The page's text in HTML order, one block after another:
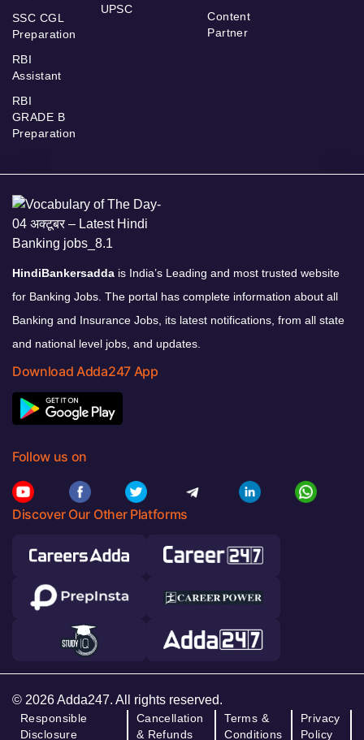
SSC CGL
Preparation
RBI
Assistant
RBI
GRADE B
Preparation
UPSC
Content
Partner
HindiBankersadda is India’s Leading and most trusted website
for Banking Jobs. The portal has complete information about all
Banking and Insurance Jobs, its latest notifications, from all state
and national level jobs, and updates.
Download Adda247 App
Follow us on
Discover Our Other Platforms
© 2026 Adda247. All rights reserved.
Responsible
Disclosure
Cancellation
& Refunds
Terms &
Conditions
Privacy
Policy